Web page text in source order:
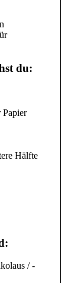
du:
Papier
Hälfte
/ -